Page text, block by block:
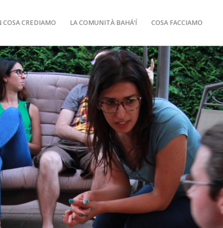
COSA CREDIAMO LA COMUNITÀ BAHÁ’Í COSA FACCIAMO